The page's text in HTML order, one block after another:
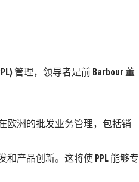
管理，领导者是前 Barbour 董
欧洲的批发业务管理，包括销
和产品创新。这将使 PPL 能够专